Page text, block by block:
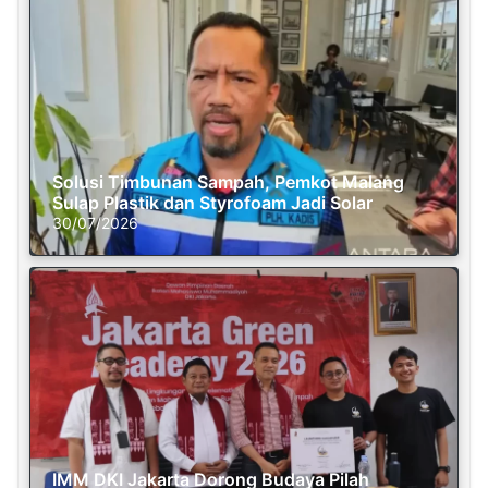
Solusi Timbunan Sampah, Pemkot Malang
Sulap Plastik dan Styrofoam Jadi Solar
30/07/2026
IMM DKI Jakarta Dorong Budaya Pilah